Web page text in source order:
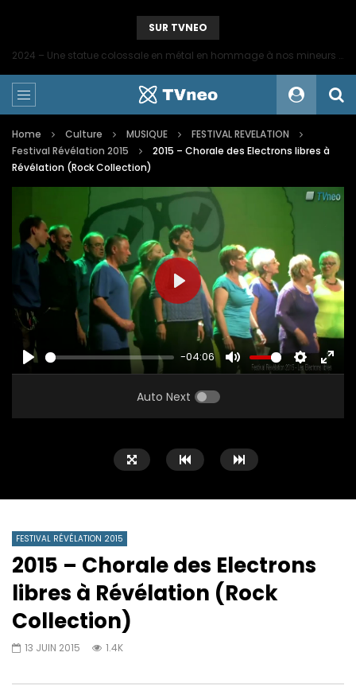
SUR TVNEO
2024 – Une statue colossale en métal en hommage à nos mineurs de fer
Home Culture MUSIQUE
FESTIVAL REVELATION
Festival Révélation 2015
2015 – Chorale des Electrons libres à
Révélation (Rock Collection)
PLAY
-04:06
MUTE SETTINGS
PLAY
Auto Next
FESTIVAL RÉVÉLATION 2015
2015 – Chorale des Electrons
libres à Révélation (Rock
Collection)
13 JUIN 2015 1.4K